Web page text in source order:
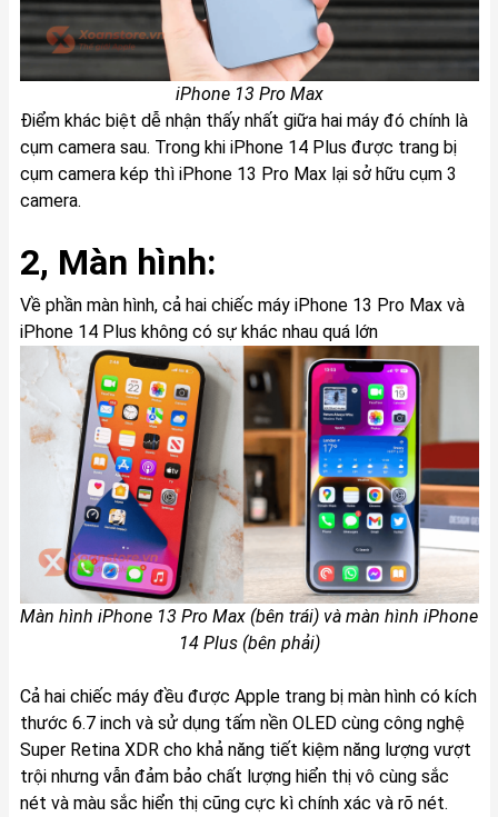
iPhone 13 Pro Max
Điểm khác biệt dễ nhận thấy nhất giữa hai máy đó chính là
cụm camera sau. Trong khi iPhone 14 Plus được trang bị
cụm camera kép thì iPhone 13 Pro Max lại sở hữu cụm 3
camera.
2, Màn hình:
Về phần màn hình, cả hai chiếc máy iPhone 13 Pro Max và
iPhone 14 Plus không có sự khác nhau quá lớn
Màn hình iPhone 13 Pro Max (bên trái) và màn hình iPhone
14 Plus (bên phải)
Cả hai chiếc máy đều được Apple trang bị màn hình có kích
thước 6.7 inch và sử dụng tấm nền OLED cùng công nghệ
Super Retina XDR cho khả năng tiết kiệm năng lượng vượt
trội nhưng vẫn đảm bảo chất lượng hiển thị vô cùng sắc
nét và màu sắc hiển thị cũng cực kì chính xác và rõ nét.